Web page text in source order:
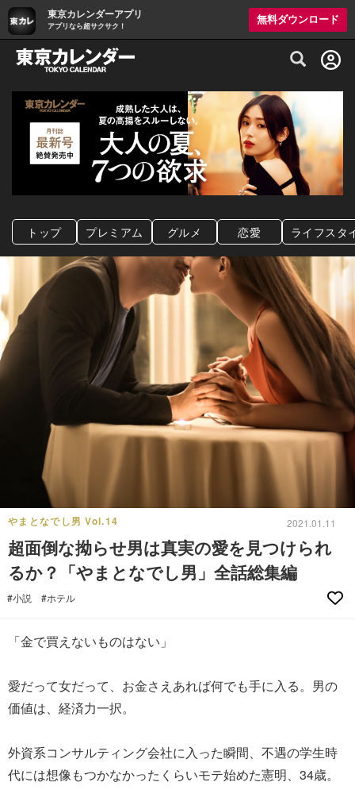
東京カレンダーアプリ
アプリなら超サクサク！
無料ダウンロード
グルメ情報・プレミアムレストラン予約
トップ プレミアム グルメ 恋愛 ライフスタ
やまとなでし男 Vol.14 2021.01.11
超面倒な拗らせ男は真実の愛を見つけられ
るか？「やまとなでし男」全話総集編
#小説 #ホテル
「金で買えないものはない」
愛だって女だって、お金さえあれば何でも手に入る。男の
価値は、経済力一択。
外資系コンサルティング会社に入った瞬間、不遇の学生時
代には想像もつかなかったくらいモテ始めた憲明、34歳。